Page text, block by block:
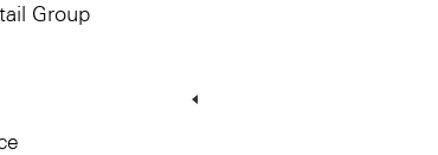
Group